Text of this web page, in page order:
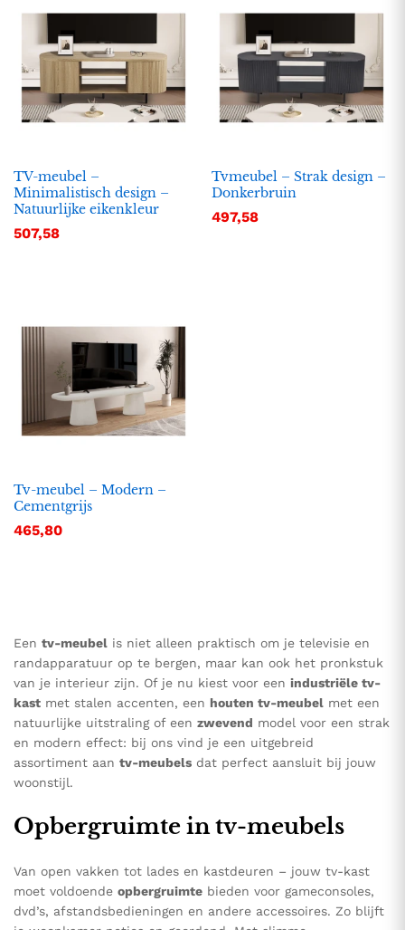
TV-meubel –
Minimalistisch design –
Natuurlijke eikenkleur
507,58
Tvmeubel – Strak design –
Donkerbruin
497,58
Tv-meubel – Modern –
Cementgrijs
465,80
Een tv-meubel is niet alleen praktisch om je televisie en
randapparatuur op te bergen, maar kan ook het pronkstuk
van je interieur zijn. Of je nu kiest voor een industriële tv-
kast met stalen accenten, een houten tv-meubel met een
natuurlijke uitstraling of een zwevend model voor een strak
en modern effect: bij ons vind je een uitgebreid
assortiment aan tv-meubels dat perfect aansluit bij jouw
woonstijl.
Opbergruimte in tv-meubels
Van open vakken tot lades en kastdeuren – jouw tv-kast
moet voldoende opbergruimte bieden voor gameconsoles,
dvd’s, afstandsbedieningen en andere accessoires. Zo blijft